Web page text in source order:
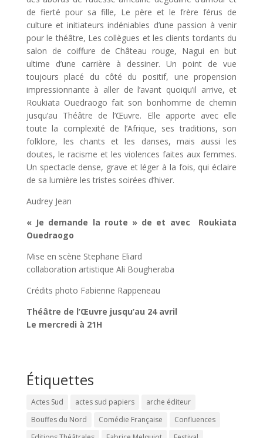
de fierté pour sa fille, Le père et le frère férus de
culture et initiateurs indéniables d’une passion à venir
pour le théâtre, Les collègues et les clients tordants du
salon de coiffure de Château rouge, Nagui en but
ultime d’une carrière à dessiner. Un point de vue
toujours placé du côté du positif, une propension
impressionnante à aller de l’avant quoiqu’il arrive, et
Roukiata Ouedraogo fait son bonhomme de chemin
jusqu’au Théâtre de l’Œuvre. Elle apporte avec elle
toute la complexité de l’Afrique, ses traditions, son
folklore, les chants et les danses, mais aussi les
doutes, le racisme et les violences faites aux femmes.
Un spectacle dense, grave et léger à la fois, qui éclaire
de sa lumière les tristes soirées d’hiver.
Audrey Jean
« Je demande la route » de et avec Roukiata
Ouedraogo
Mise en scène Stephane Eliard
collaboration artistique Ali Bougheraba
Crédits photo Fabienne Rappeneau
Théâtre de l’Œuvre jusqu’au 24 avril
Le mercredi à 21H
Étiquettes
Actes Sud actes sud papiers
arche éditeur
Bouffes du Nord
Comédie Française
Confluences